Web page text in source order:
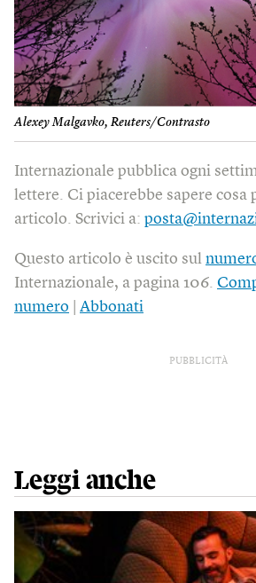
Alexey Malgavko, Reuters/Contrasto
Internazionale pubblica ogni
lettere. Ci piacerebbe sapere cosa
articolo. Scrivici a:
Questo articolo è uscito sul
Internazionale, a pagina 106.
numero
Abbonati
PUBBLICITÀ
Leggi anche